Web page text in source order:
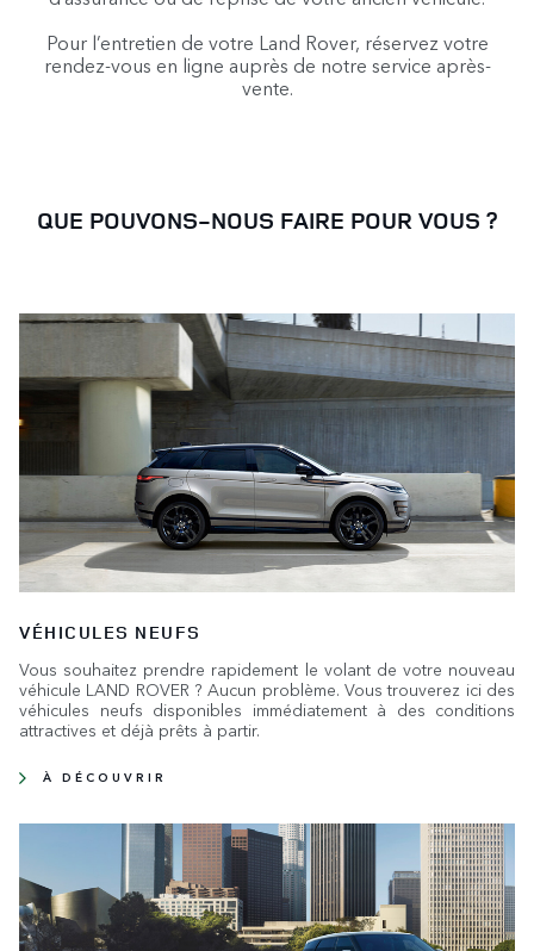
Pour l’entretien de votre Land Rover, réservez votre
rendez-vous en ligne auprès de notre service après-
vente.
QUE POUVONS-NOUS FAIRE POUR VOUS ?
VÉHICULES NEUFS
Vous souhaitez prendre rapidement le volant de votre nouveau
véhicule LAND ROVER ? Aucun problème. Vous trouverez ici des
véhicules neufs disponibles immédiatement à des conditions
attractives et déjà prêts à partir.
À DÉCOUVRIR